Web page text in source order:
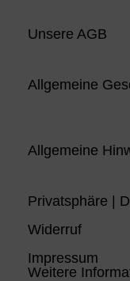
Unsere AGB
Allgemeine
Allgemeine
Privatsphäre |
Widerruf
Impressum
Weitere